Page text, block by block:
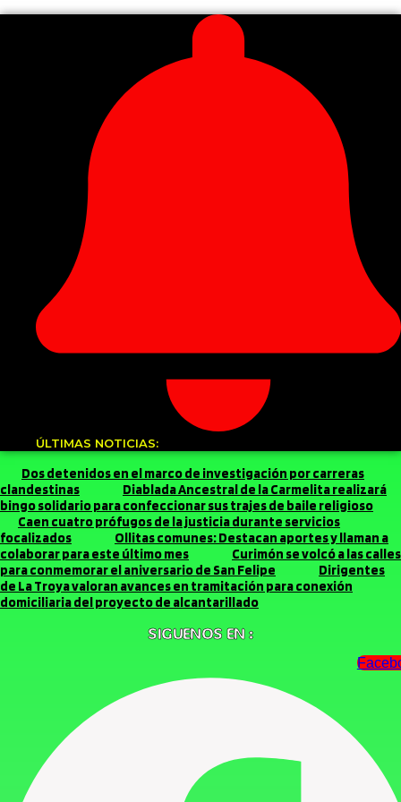
ÚLTIMAS NOTICIAS:
Dos detenidos en el marco de investigación por carreras
clandestinas
Diablada Ancestral de la Carmelita realizará
bingo solidario para confeccionar sus trajes de baile religioso
Caen cuatro prófugos de la justicia durante servicios
focalizados
Ollitas comunes: Destacan aportes y llaman a
colaborar para este último mes
Curimón se volcó a las calles
para conmemorar el aniversario de San Felipe
Dirigentes
de La Troya valoran avances en tramitación para conexión
domiciliaria del proyecto de alcantarillado
SIGUENOS EN :